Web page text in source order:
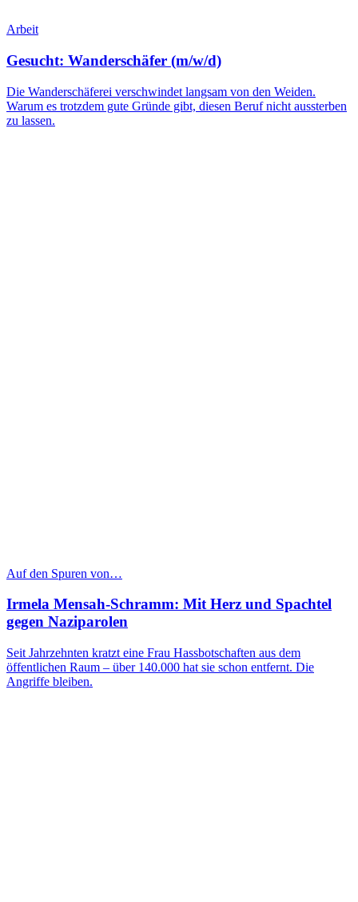
Arbeit
Gesucht: Wanderschäfer (m/w/d)
Die Wanderschäferei verschwindet langsam von den Weiden.
Warum es trotzdem gute Gründe gibt, diesen Beruf nicht aussterben
zu lassen.
Auf den Spuren von…
Irmela Mensah-Schramm: Mit Herz und Spachtel
gegen Naziparolen
Seit Jahrzehnten kratzt eine Frau Hassbotschaften aus dem
öffentlichen Raum – über 140.000 hat sie schon entfernt. Die
Angriffe bleiben.